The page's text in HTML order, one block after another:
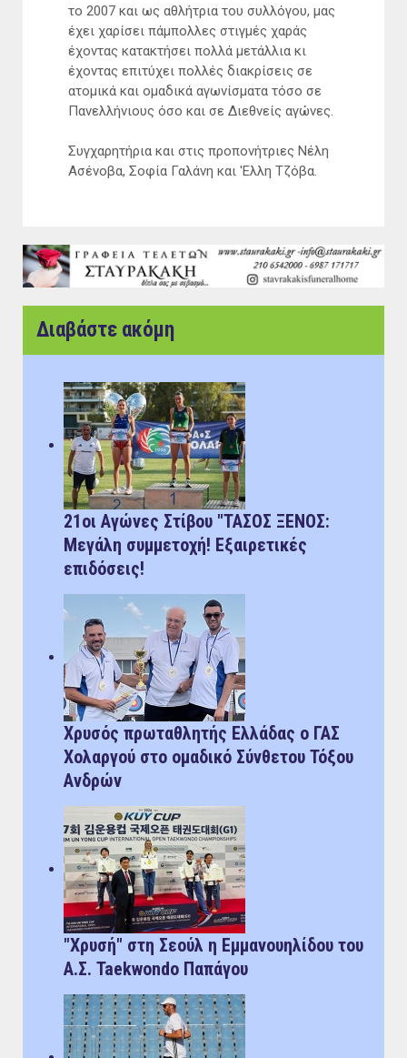
το 2007 και ως αθλήτρια του συλλόγου, μας
έχει χαρίσει πάμπολλες στιγμές χαράς
έχοντας κατακτήσει πολλά μετάλλια κι
έχοντας επιτύχει πολλές διακρίσεις σε
ατομικά και ομαδικά αγωνίσματα τόσο σε
Πανελλήνιους όσο και σε Διεθνείς αγώνες.
Συγχαρητήρια και στις προπονήτριες Νέλη
Ασένοβα, Σοφία Γαλάνη και 'Ελλη Τζόβα.
Διαβάστε ακόμη
21οι Αγώνες Στίβου "ΤΑΣΟΣ ΞΕΝΟΣ:
Μεγάλη συμμετοχή! Εξαιρετικές
επιδόσεις!
Χρυσός πρωταθλητής Ελλάδας ο ΓΑΣ
Χολαργού στο ομαδικό Σύνθετου Τόξου
Ανδρών
"Χρυσή" στη Σεούλ η Εμμανουηλίδου του
Α.Σ. Taekwondo Παπάγου